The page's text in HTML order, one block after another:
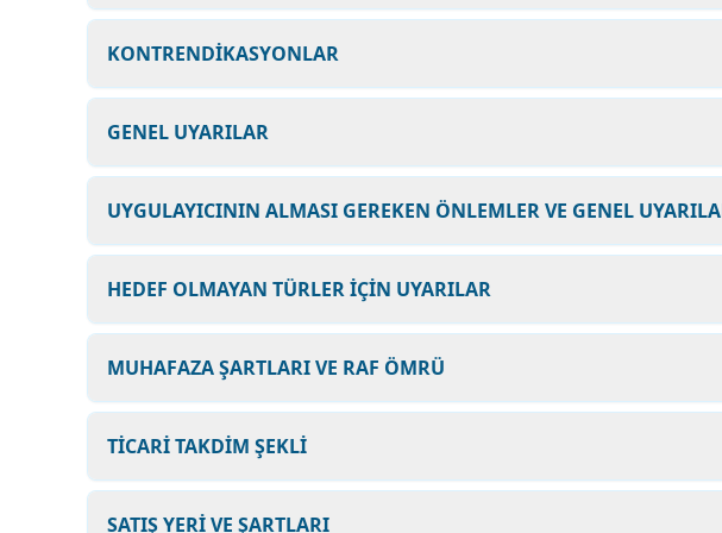
KONTRENDİKASYONLAR
GENEL UYARILAR
UYGULAYICININ ALMASI GEREKEN ÖNLEMLER VE GENEL
HEDEF OLMAYAN TÜRLER İÇİN UYARILAR
MUHAFAZA ŞARTLARI VE RAF ÖMRÜ
TİCARİ TAKDİM ŞEKLİ
SATIŞ YERİ VE ŞARTLARI